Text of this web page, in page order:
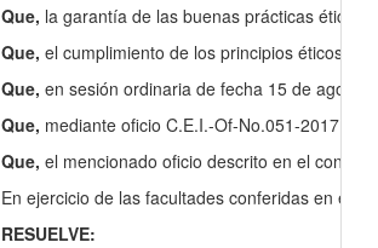
Que, la garantía de las buenas prácticas éticas
Que, el cumplimiento de los principios éticos
Que, en sesión ordinaria de fecha 15 de
Que, mediante oficio C.E.I.-Of-No.051-2017,
Que, el mencionado oficio descrito en el
En ejercicio de las facultades conferidas en el
RESUELVE: